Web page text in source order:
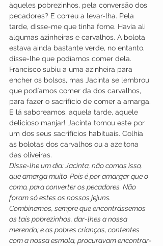
àqueles pobrezinhos, pela conversão dos
pecadores? E correu a levar-lha. Pela
tarde, disse-me que tinha fome. Havia ali
algumas azinheiras e carvalhos. A bolota
estava ainda bastante verde, no entanto,
disse-lhe que podíamos comer dela.
Francisco subiu a uma azinheira para
encher os bolsos, mas Jacinta se lembrou
que podíamos comer da dos carvalhos,
para fazer o sacrifício de comer a amarga.
E lá saboreamos, aquela tarde, aquele
delicioso manjar! Jacinta tomou este por
um dos seus sacrifícios habituais. Colhia
as bolotas dos carvalhos ou a azeitona
das oliveiras.
Disse-lhe um dia: Jacinta, não comas isso,
que amarga muito. Pois é por amargar que o
como, para converter os pecadores. Não
foram só estes os nossos jejuns.
Combinamos, sempre que encontrássemos
os tais pobrezinhos, dar-lhes a nossa
merenda; e as pobres crianças, contentes
com a nossa esmola, procuravam encontrar-